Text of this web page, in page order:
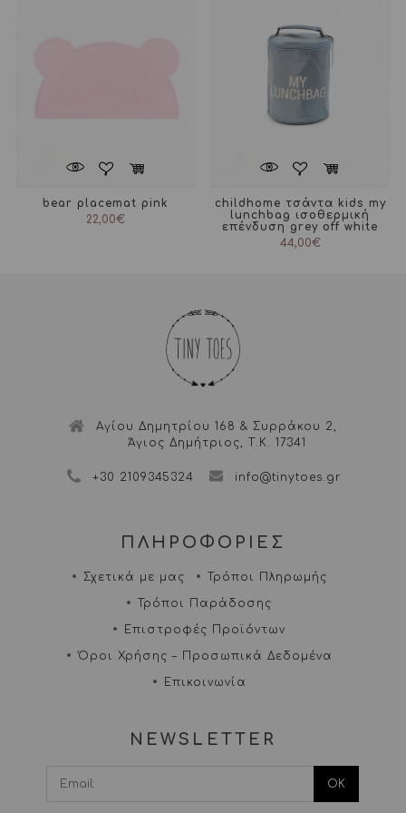
bear placemat pink
22,00€
childhome τσάντα kids my
lunchbag ισοθερμική
επένδυση grey off white
44,00€
Αγίου Δημητρίου 168 & Συρράκου 2,
Άγιος Δημήτριος, Τ.Κ. 17341
+30 2109345324 info@tinytoes.gr
ΠΛΗΡΟΦΟΡΙΕΣ
Σχετικά με μας Τρόποι Πληρωμής
Τρόποι Παράδοσης
Επιστροφές Προϊόντων
Όροι Χρήσης – Προσωπικά Δεδομένα
Επικοινωνία
NEWSLETTER